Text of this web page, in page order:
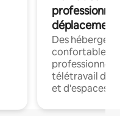
déplacement
Des
confortables
professionnels
télétravail
et d'espaces